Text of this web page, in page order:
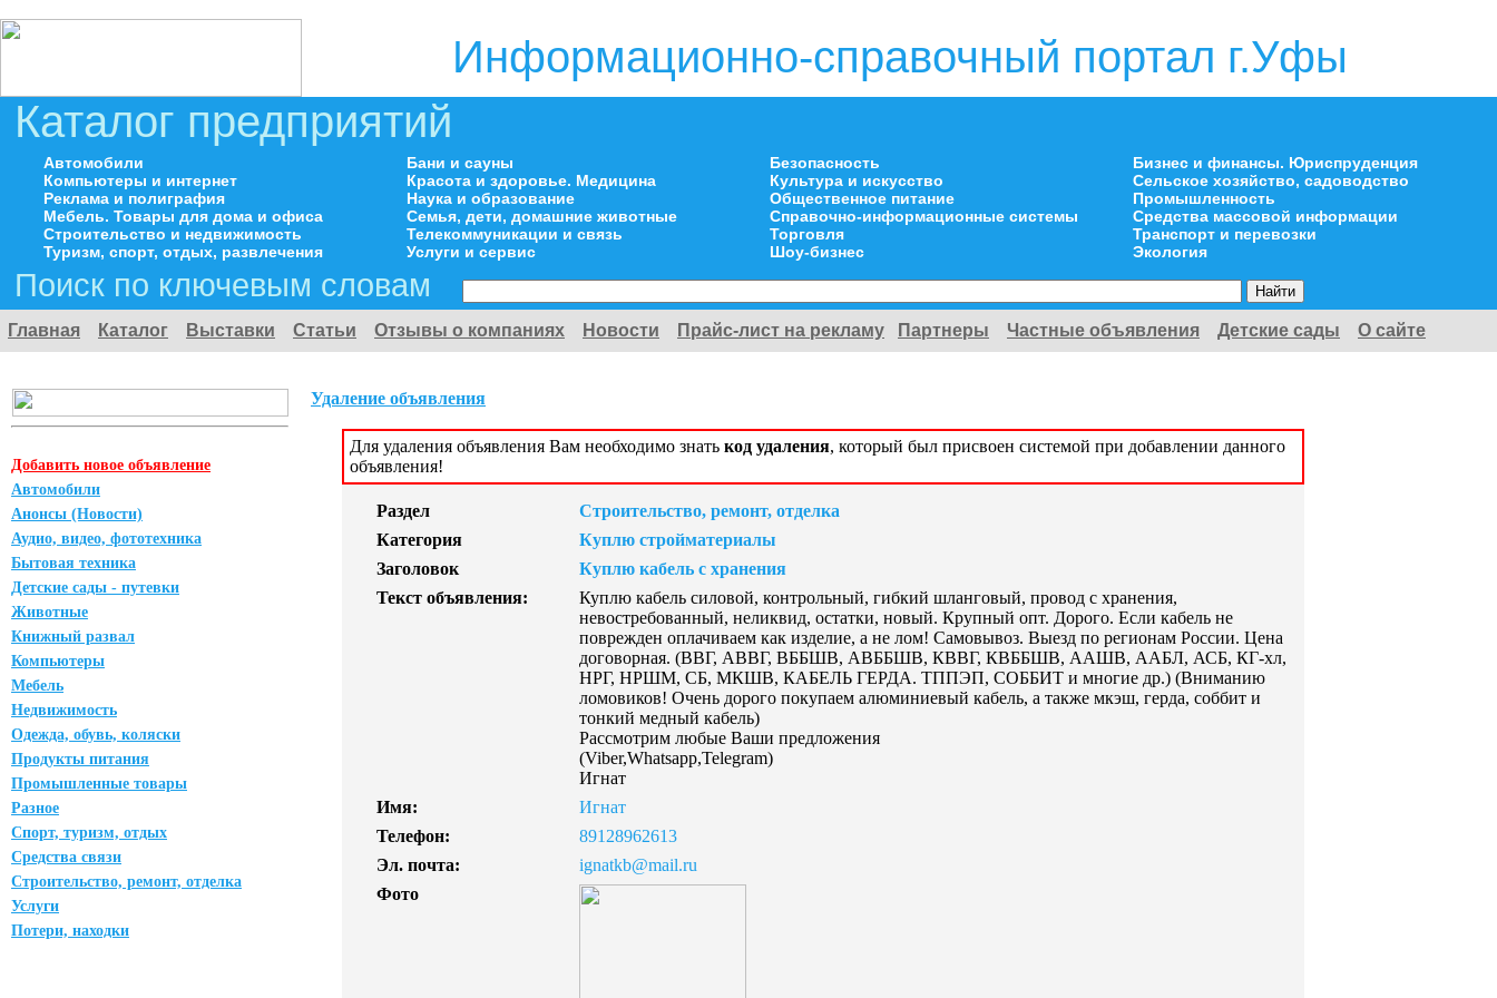
Информационно-справочный портал г.Уфы
Каталог предприятий
Автомобили
Компьютеры и интернет
Реклама и полиграфия
Мебель. Товары для дома и офиса
Строительство и недвижимость
Туризм, спорт, отдых, развлечения
Бани и сауны
Красота и здоровье. Медицина
Наука и образование
Семья, дети, домашние животные
Телекоммуникации и связь
Услуги и сервис
Безопасность
Культура и искусство
Общественное питание
Справочно-информационные системы
Торговля
Шоу-бизнес
Бизнес и финансы. Юриспруденция
Сельское хозяйство, садоводство
Промышленность
Средства массовой информации
Транспорт и перевозки
Экология
Поиск по ключевым словам
Главная Каталог Выставки Статьи Отзывы о компаниях Новости Прайс-лист на рекламу Партнеры Частные объявления Детские сады О сайте
Добавить новое объявление
Автомобили
Анонсы (Новости)
Аудио, видео, фототехника
Бытовая техника
Детские сады - путевки
Животные
Книжный развал
Компьютеры
Мебель
Недвижимость
Одежда, обувь, коляски
Продукты питания
Промышленные товары
Разное
Спорт, туризм, отдых
Средства связи
Строительство, ремонт, отделка
Услуги
Потери, находки
Удаление объявления
Для удаления объявления Вам необходимо знать код удаления, который был присвоен системой при добавлении данного
объявления!
Раздел
Строительство, ремонт, отделка
Категория
Куплю стройматериалы
Заголовок
Куплю кабель с хранения
Текст объявления:
Куплю кабель силовой, контрольный, гибкий шланговый, провод с хранения,
невостребованный, неликвид, остатки, новый. Крупный опт. Дорого. Если кабель не
поврежден оплачиваем как изделие, а не лом! Самовывоз. Выезд по регионам России. Цена
договорная. (ВВГ, АВВГ, ВББШВ, АВББШВ, КВВГ, КВББШВ, ААШВ, ААБЛ, АСБ, КГ-хл,
НРГ, НРШМ, СБ, МКШВ, КАБЕЛЬ ГЕРДА. ТППЭП, СОББИТ и многие др.) (Вниманию
ломовиков! Очень дорого покупаем алюминиевый кабель, а также мкэш, герда, соббит и
тонкий медный кабель)
Рассмотрим любые Ваши предложения
(Viber,Whatsapp,Telegram)
Игнат
Имя:
Игнат
Телефон:
89128962613
Эл. почта:
ignatkb@mail.ru
Фото